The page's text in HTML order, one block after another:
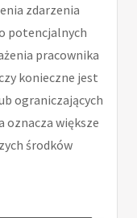
zdarzenia
potencjalnych
pracownika
konieczne jest
ograniczających
oznacza większe
środków